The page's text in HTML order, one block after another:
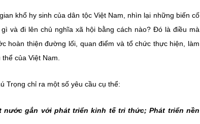
khổ hy sinh của dân tộc Việt Nam, nhìn lại những biến cố
và đi lên chủ nghĩa xã hội bằng cách nào? Đó là điều mà
hoàn thiện đường lối, quan điểm và tổ chức thực hiện, làm
của Việt Nam.
Trọng chỉ ra một số yêu cầu cụ thể:
nước gắn với phát triển kinh tế tri thức; Phát triển nền